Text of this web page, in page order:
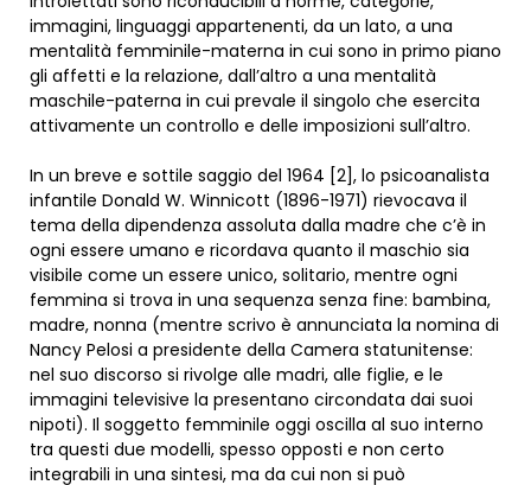
immagini, linguaggi appartenenti, da un lato, a una
mentalità femminile-materna in cui sono in primo piano
gli affetti e la relazione, dall’altro a una mentalità
maschile-paterna in cui prevale il singolo che esercita
attivamente un controllo e delle imposizioni sull’altro.
In un breve e sottile saggio del 1964 [2], lo psicoanalista
infantile Donald W. Winnicott (1896-1971) rievocava il
tema della dipendenza assoluta dalla madre che c’è in
ogni essere umano e ricordava quanto il maschio sia
visibile come un essere unico, solitario, mentre ogni
femmina si trova in una sequenza senza fine: bambina,
madre, nonna (mentre scrivo è annunciata la nomina di
Nancy Pelosi a presidente della Camera statunitense:
nel suo discorso si rivolge alle madri, alle figlie, e le
immagini televisive la presentano circondata dai suoi
nipoti). Il soggetto femminile oggi oscilla al suo interno
tra questi due modelli, spesso opposti e non certo
integrabili in una sintesi, ma da cui non si può